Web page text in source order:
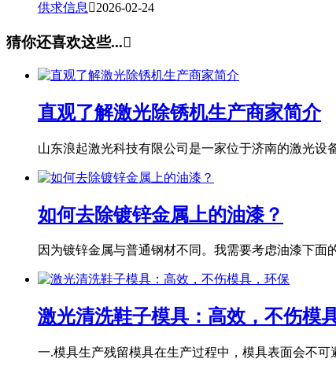
供求信息 2026-02-24
猜你还喜欢这些...
直观了解激光除锈机生产商家简介
山东浪起激光科技有限公司是一家位于济南的激光设
如何去除镀锌金属上的油漆？
因为镀锌金属与普通钢材不同。我需要考虑油漆下面
激光清洗鞋子模具：高效，不伤模
一.模具生产残留模具在生产过程中，模具表面会不